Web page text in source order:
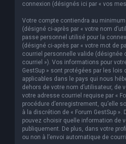
connexion (désignés ici par « vos
Votre compte contiendra au
(désigné ci-après par « votre nom
passe personnel utilisé pour la
(désigné ci-après par « votre mot de
courriel personnelle valide (désignée
courriel »). Vos informations pour
GestSup » sont protégées par les
applicables dans le pays qui nous
dehors de votre nom d’utilisateur, de
votre adresse courriel requise par «
procédure d’enregistrement, qu’elle
à la discrétion de « Forum GestSup
pouvez choisir quelle information de
publiquement. De plus, dans votre
ou non à l’envoi automatique de